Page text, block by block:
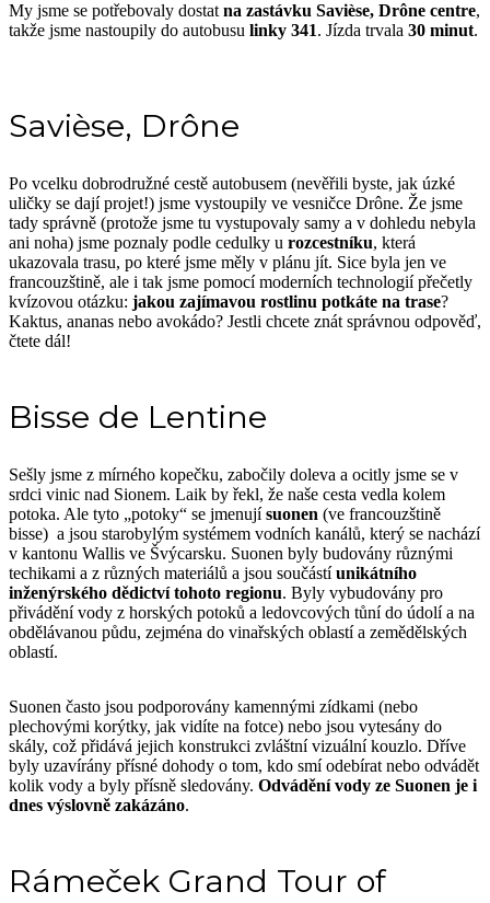
My jsme se potřebovaly dostat na zastávku Savièse, Drône centre,
takže jsme nastoupily do autobusu linky 341. Jízda trvala 30 minut.
Savièse, Drône
Po vcelku dobrodružné cestě autobusem (nevěřili byste, jak úzké
uličky se dají projet!) jsme vystoupily ve vesničce Drône. Že jsme
tady správně (protože jsme tu vystupovaly samy a v dohledu nebyla
ani noha) jsme poznaly podle cedulky u rozcestníku, která
ukazovala trasu, po které jsme měly v plánu jít. Sice byla jen ve
francouzštině, ale i tak jsme pomocí moderních technologií přečetly
kvízovou otázku: jakou zajímavou rostlinu potkáte na trase?
Kaktus, ananas nebo avokádo? Jestli chcete znát správnou odpověď,
čtete dál!
Bisse de Lentine
Sešly jsme z mírného kopečku, zabočily doleva a ocitly jsme se v
srdci vinic nad Sionem. Laik by řekl, že naše cesta vedla kolem
potoka. Ale tyto „potoky“ se jmenujísuonen (ve francouzštině
bisse) a jsou starobylým systémem vodních kanálů, který se nachází
v kantonu Wallis ve Švýcarsku. Suonen byly budovány různými
techikami a z různých materiálů a jsou součástíunikátního
inženýrského dědictví tohoto regionu. Byly vybudovány pro
přivádění vody z horských potoků a ledovcových tůní do údolí a na
obdělávanou půdu, zejména do vinařských oblastí a zemědělských
oblastí.
Suonen často jsou podporovány kamennými zídkami (nebo
plechovými korýtky, jak vidíte na fotce) nebo jsou vytesány do
skály, což přidává jejich konstrukci zvláštní vizuální kouzlo. Dříve
byly uzavírány přísné dohody o tom, kdo smí odebírat nebo odvádět
kolik vody a byly přísně sledovány. Odvádění vody ze Suonen je i
dnes výslovně zakázáno.
Rámeček Grand Tour of